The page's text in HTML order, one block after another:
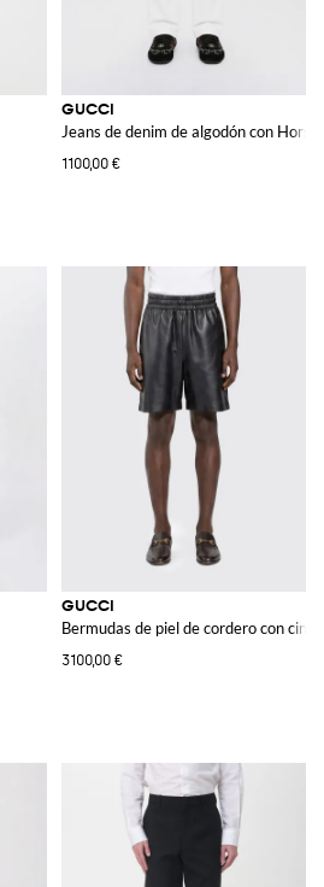
GUCCI
Jeans de denim de algodón con
1100,00 €
GUCCI
Bermudas de piel de cordero con
3100,00 €